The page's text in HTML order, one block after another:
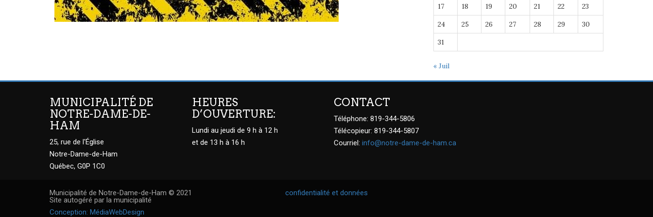
17 18 19 20 21 22 23
24 25 26 27 28 29 30
31
« Juil
MUNICIPALITÉ DE
NOTRE-DAME-DE-
HAM
25, rue de l'Église
Notre-Dame-de-Ham
Québec, G0P 1C0
HEURES
D’OUVERTURE:
Lundi au jeudi de 9 h à 12 h
et de 13 h à 16 h
CONTACT
Téléphone: 819-344-5806
Télécopieur: 819-344-5807
Courriel: info@notre-dame-de-ham.ca
Municipalité de Notre-Dame-de-Ham © 2021
Site autogéré par la municipalité
Conception: MédiaWebDesign
confidentialité et données